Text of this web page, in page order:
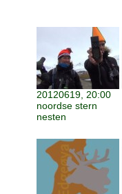
20120619, 20:00
noordse stern
nesten